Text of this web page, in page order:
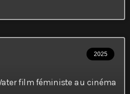
2025